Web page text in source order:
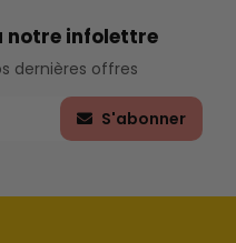
notre infolettre
dernières offres
S'abonner